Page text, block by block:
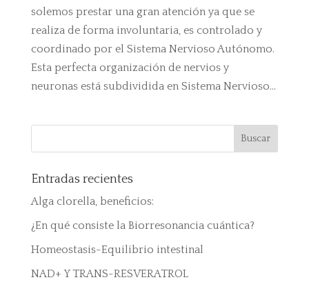
solemos prestar una gran atención ya que se
realiza de forma involuntaria, es controlado y
coordinado por el Sistema Nervioso Autónomo.
Esta perfecta organización de nervios y
neuronas está subdividida en Sistema Nervioso...
Entradas recientes
Alga clorella, beneficios:
¿En qué consiste la Biorresonancia cuántica?
Homeostasis-Equilibrio intestinal
NAD+ Y TRANS-RESVERATROL